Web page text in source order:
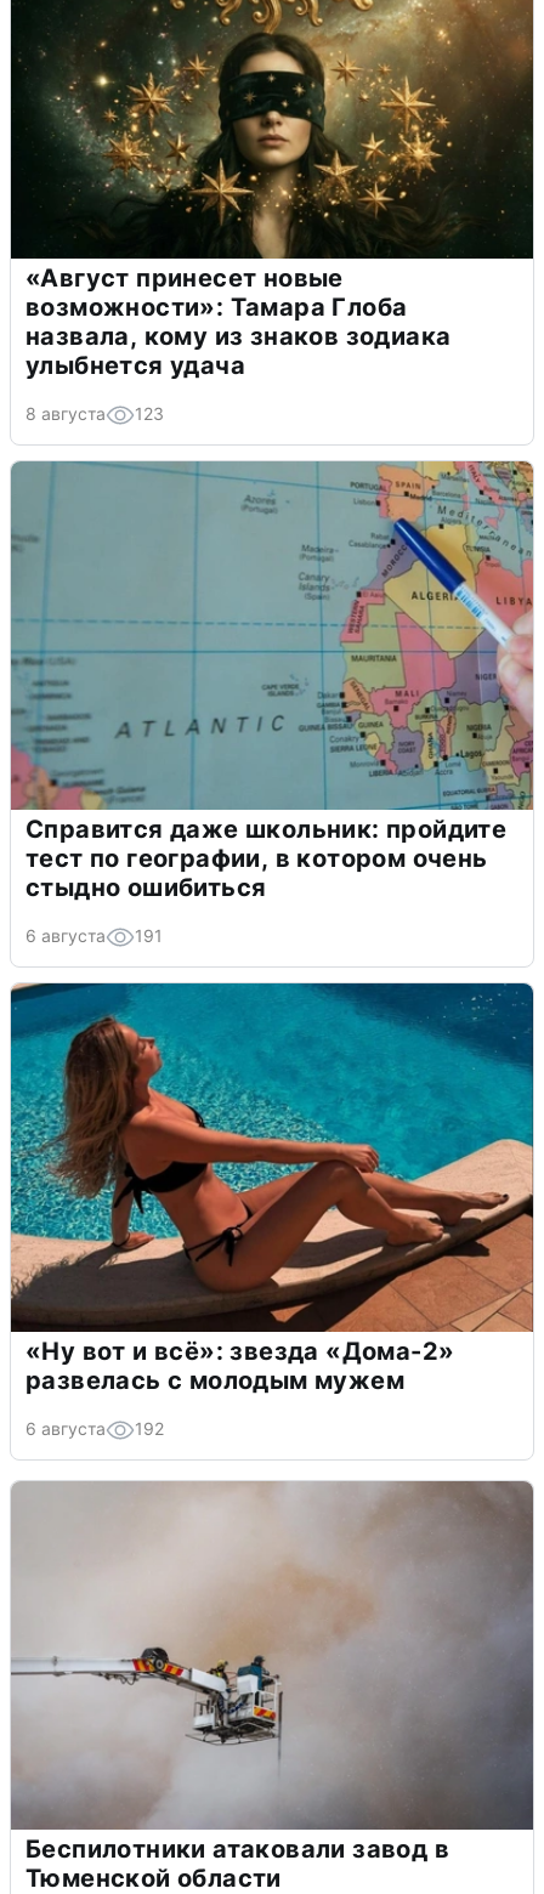
«Август принесет новые
возможности»: Тамара Глоба
назвала, кому из знаков зодиака
улыбнется удача
8 августа 123
Справится даже школьник: пройдите
тест по географии, в котором очень
стыдно ошибиться
6 августа 191
«Ну вот и всё»: звезда «Дома-2»
развелась с молодым мужем
6 августа 192
Беспилотники атаковали завод в
Тюменской области